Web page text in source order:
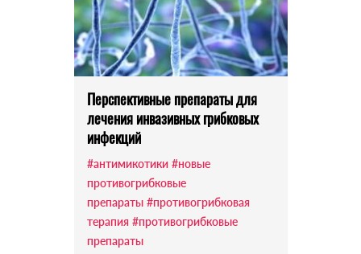
Перспективные препараты для
лечения инвазивных грибковых
инфекций
#антимикотики #новые
противогрибковые
препараты #противогрибковая
терапия #противогрибковые
препараты